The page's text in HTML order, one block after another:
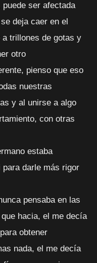
ser afectada
deja caer en el
trillones de gotas y
otro
pienso que eso
nuestras
y al unirse a algo
con otras
estaba
para darle más rigor
pensaba en las
hacia, el me decía
obtener
nada, el me decía